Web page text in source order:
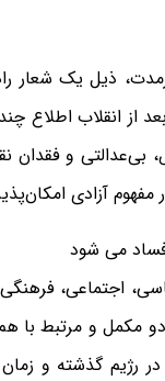
ذیل یک
از انقلاب اطلاع
و فقدان
مفهوم آزادی
فساد می شود
اجتماعی،
مکمل و مرتبط با
رژیم گذشته و